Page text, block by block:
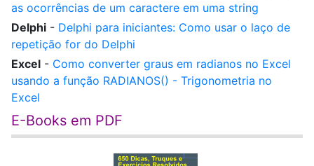
as ocorrências de um caractere em uma string
Delphi - Delphi para iniciantes: Como usar o laço de
repetição for do Delphi
Excel - Como converter graus em radianos no Excel
usando a função RADIANOS() - Trigonometria no
Excel
E-Books em PDF